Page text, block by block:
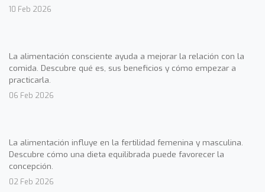
10 Feb 2026
La alimentación consciente ayuda a mejorar la relación con la
comida. Descubre qué es, sus beneficios y cómo empezar a
practicarla.
06 Feb 2026
La alimentación influye en la fertilidad femenina y masculina.
Descubre cómo una dieta equilibrada puede favorecer la
concepción.
02 Feb 2026